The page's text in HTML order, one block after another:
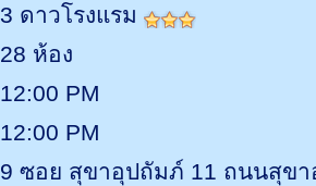
3 ดาวโรงแรม
28 ห้อง
12:00 PM
12:00 PM
9 ซอย สุขาอุปถัมภ์ 11 ถนนสุขา